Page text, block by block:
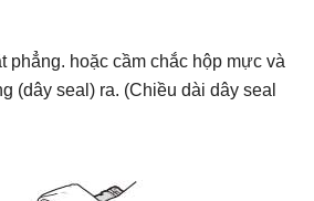
phẳng. hoặc cầm chắc hộp mực và
(dây seal) ra. (Chiều dài dây seal